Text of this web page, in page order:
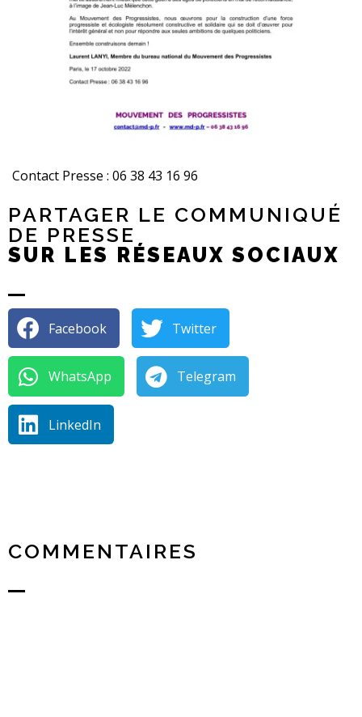
Contact Presse : 06 38 43 16 96
PARTAGER LE COMMUNIQUÉ
DE PRESSE
SUR LES RÉSEAUX SOCIAUX
Facebook Twitter
WhatsApp Telegram
LinkedIn
COMMENTAIRES